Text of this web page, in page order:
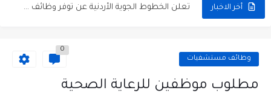
أخر الاخبار تعلن الخطوط الجوية الأردنية عن توفر وظائف شاغرة لمضيفي طيران
مطلوب عامل نظافة عدد 2 بدوام كامل او جزئي في... وظائف مستشفيات
0
مطلوب موظفين للرعاية الصحية